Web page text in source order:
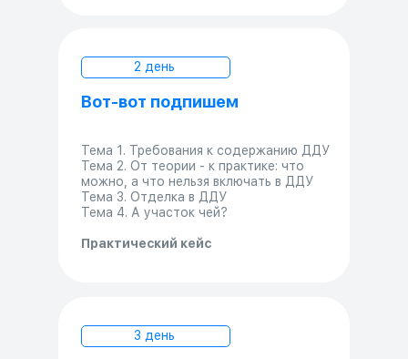
Вот-вот подпишем
2 день
Тема 1. Требования к содержанию ДДУ
Тема 2. От теории - к практике: что
можно, а что нельзя включать в ДДУ
Тема 3. Отделка в ДДУ
Тема 4. А участок чей?
Практический кейс
3 день